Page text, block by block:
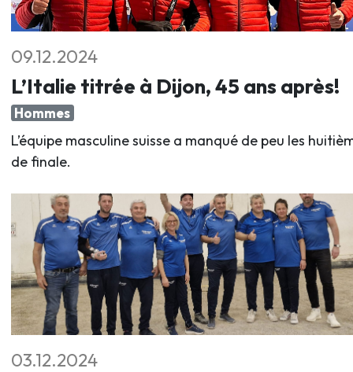
09.12.2024
L’Italie titrée à Dijon, 45 ans après!
Hommes
L’équipe masculine suisse a manqué de peu les
de finale.
03.12.2024